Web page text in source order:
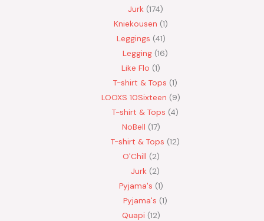
Jurk 174
Kniekousen 1
Leggings 41
Legging 16
Like Flo 1
T-shirt & Tops 1
LOOXS 10Sixteen
9
T-shirt & Tops 4
NoBell 17
T-shirt & Tops 12
O'Chill 2
Jurk
2
Pyjama's 1
Pyjama's 1
Quapi 12